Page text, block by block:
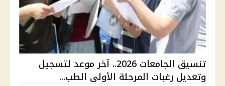
تنسيق الجامعات 2026.. آخر موعد لتسجيل
وتعديل رغبات المرحلة الأولى الطب...